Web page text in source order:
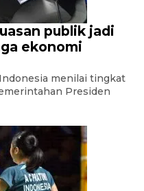
publik jadi
ekonomi
menilai tingkat
Presiden